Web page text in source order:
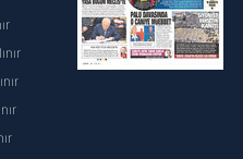
gerçekleştirmiş;
Mankenlik
birçok yönden ele
"Aktör
Münir Özkul'a